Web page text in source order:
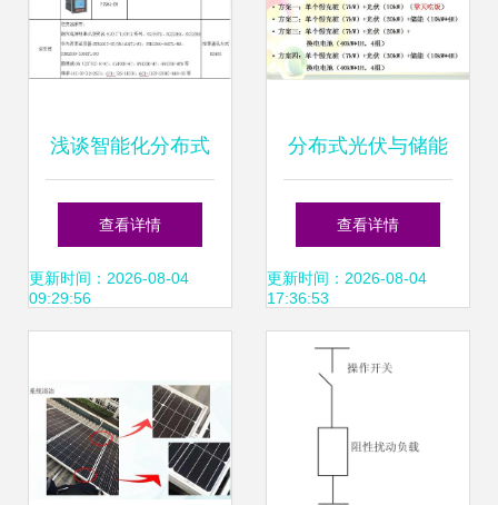
浅谈智能化分布式
光伏运维监控系统
的设计与实现
查看详情
更新时间：2026-08-04
09:29:56
分布式光伏与储能
的独立型微电网商
业化发展前景及光
伏电力设计路径
查看详情
更新时间：2026-08-04
17:36:53